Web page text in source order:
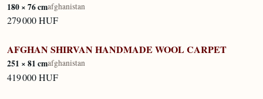
180 × 76 cmafghanistan
279 000 HUF
KÉSZLETEN
AFGHAN SHIRVAN HANDMADE WOOL CARPET
251 × 81 cmafghanistan
419 000 HUF